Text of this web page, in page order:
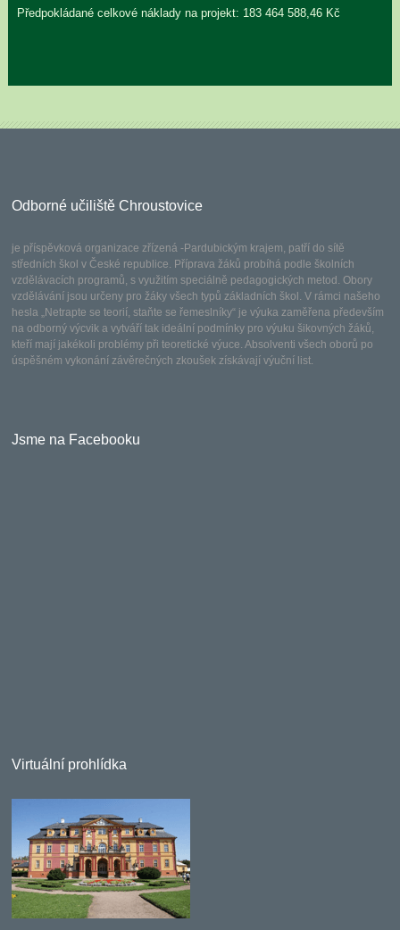
Předpokládané celkové náklady na projekt: 183 464 588,46 Kč
Odborné učiliště Chroustovice
je příspěvková organizace zřízená -Pardubickým krajem, patří do sítě
středních škol v České republice. Příprava žáků probíhá podle školních
vzdělávacích programů, s využitím speciálně pedagogických metod. Obory
vzdělávání jsou určeny pro žáky všech typů základních škol. V rámci našeho
hesla „Netrapte se teorií, staňte se řemeslníky“ je výuka zaměřena především
na odborný výcvik a vytváří tak ideální podmínky pro výuku šikovných žáků,
kteří mají jakékoli problémy při teoretické výuce. Absolventi všech oborů po
úspěšném vykonání závěrečných zkoušek získávají výuční list.
Jsme na Facebooku
Virtuální prohlídka